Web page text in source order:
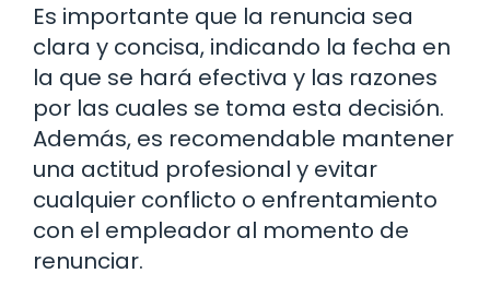
Es importante que la renuncia sea
clara y concisa, indicando la fecha en
la que se hará efectiva y las razones
por las cuales se toma esta decisión.
Además, es recomendable mantener
una actitud profesional y evitar
cualquier conflicto o enfrentamiento
con el empleador al momento de
renunciar.